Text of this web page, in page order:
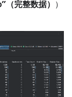
完整数据） ）